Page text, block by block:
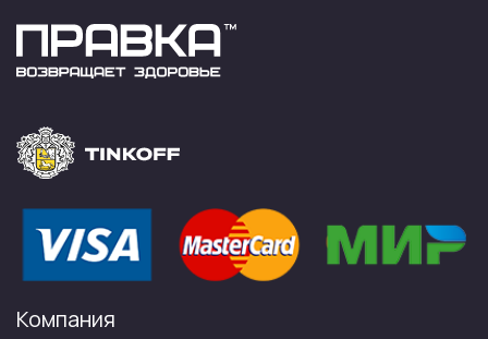
Компания